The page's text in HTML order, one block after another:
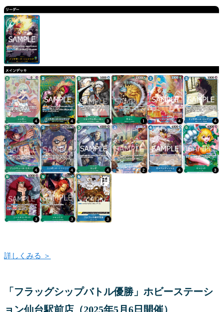
詳しくみる ＞
「フラッグシップバトル優勝」ホビーステーシ
ョン仙台駅前店（2025年5月6日開催）